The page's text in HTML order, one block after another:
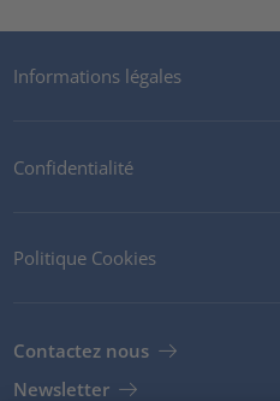
Informations légales
Confidentialité
Politique Cookies
Contactez nous
Newsletter